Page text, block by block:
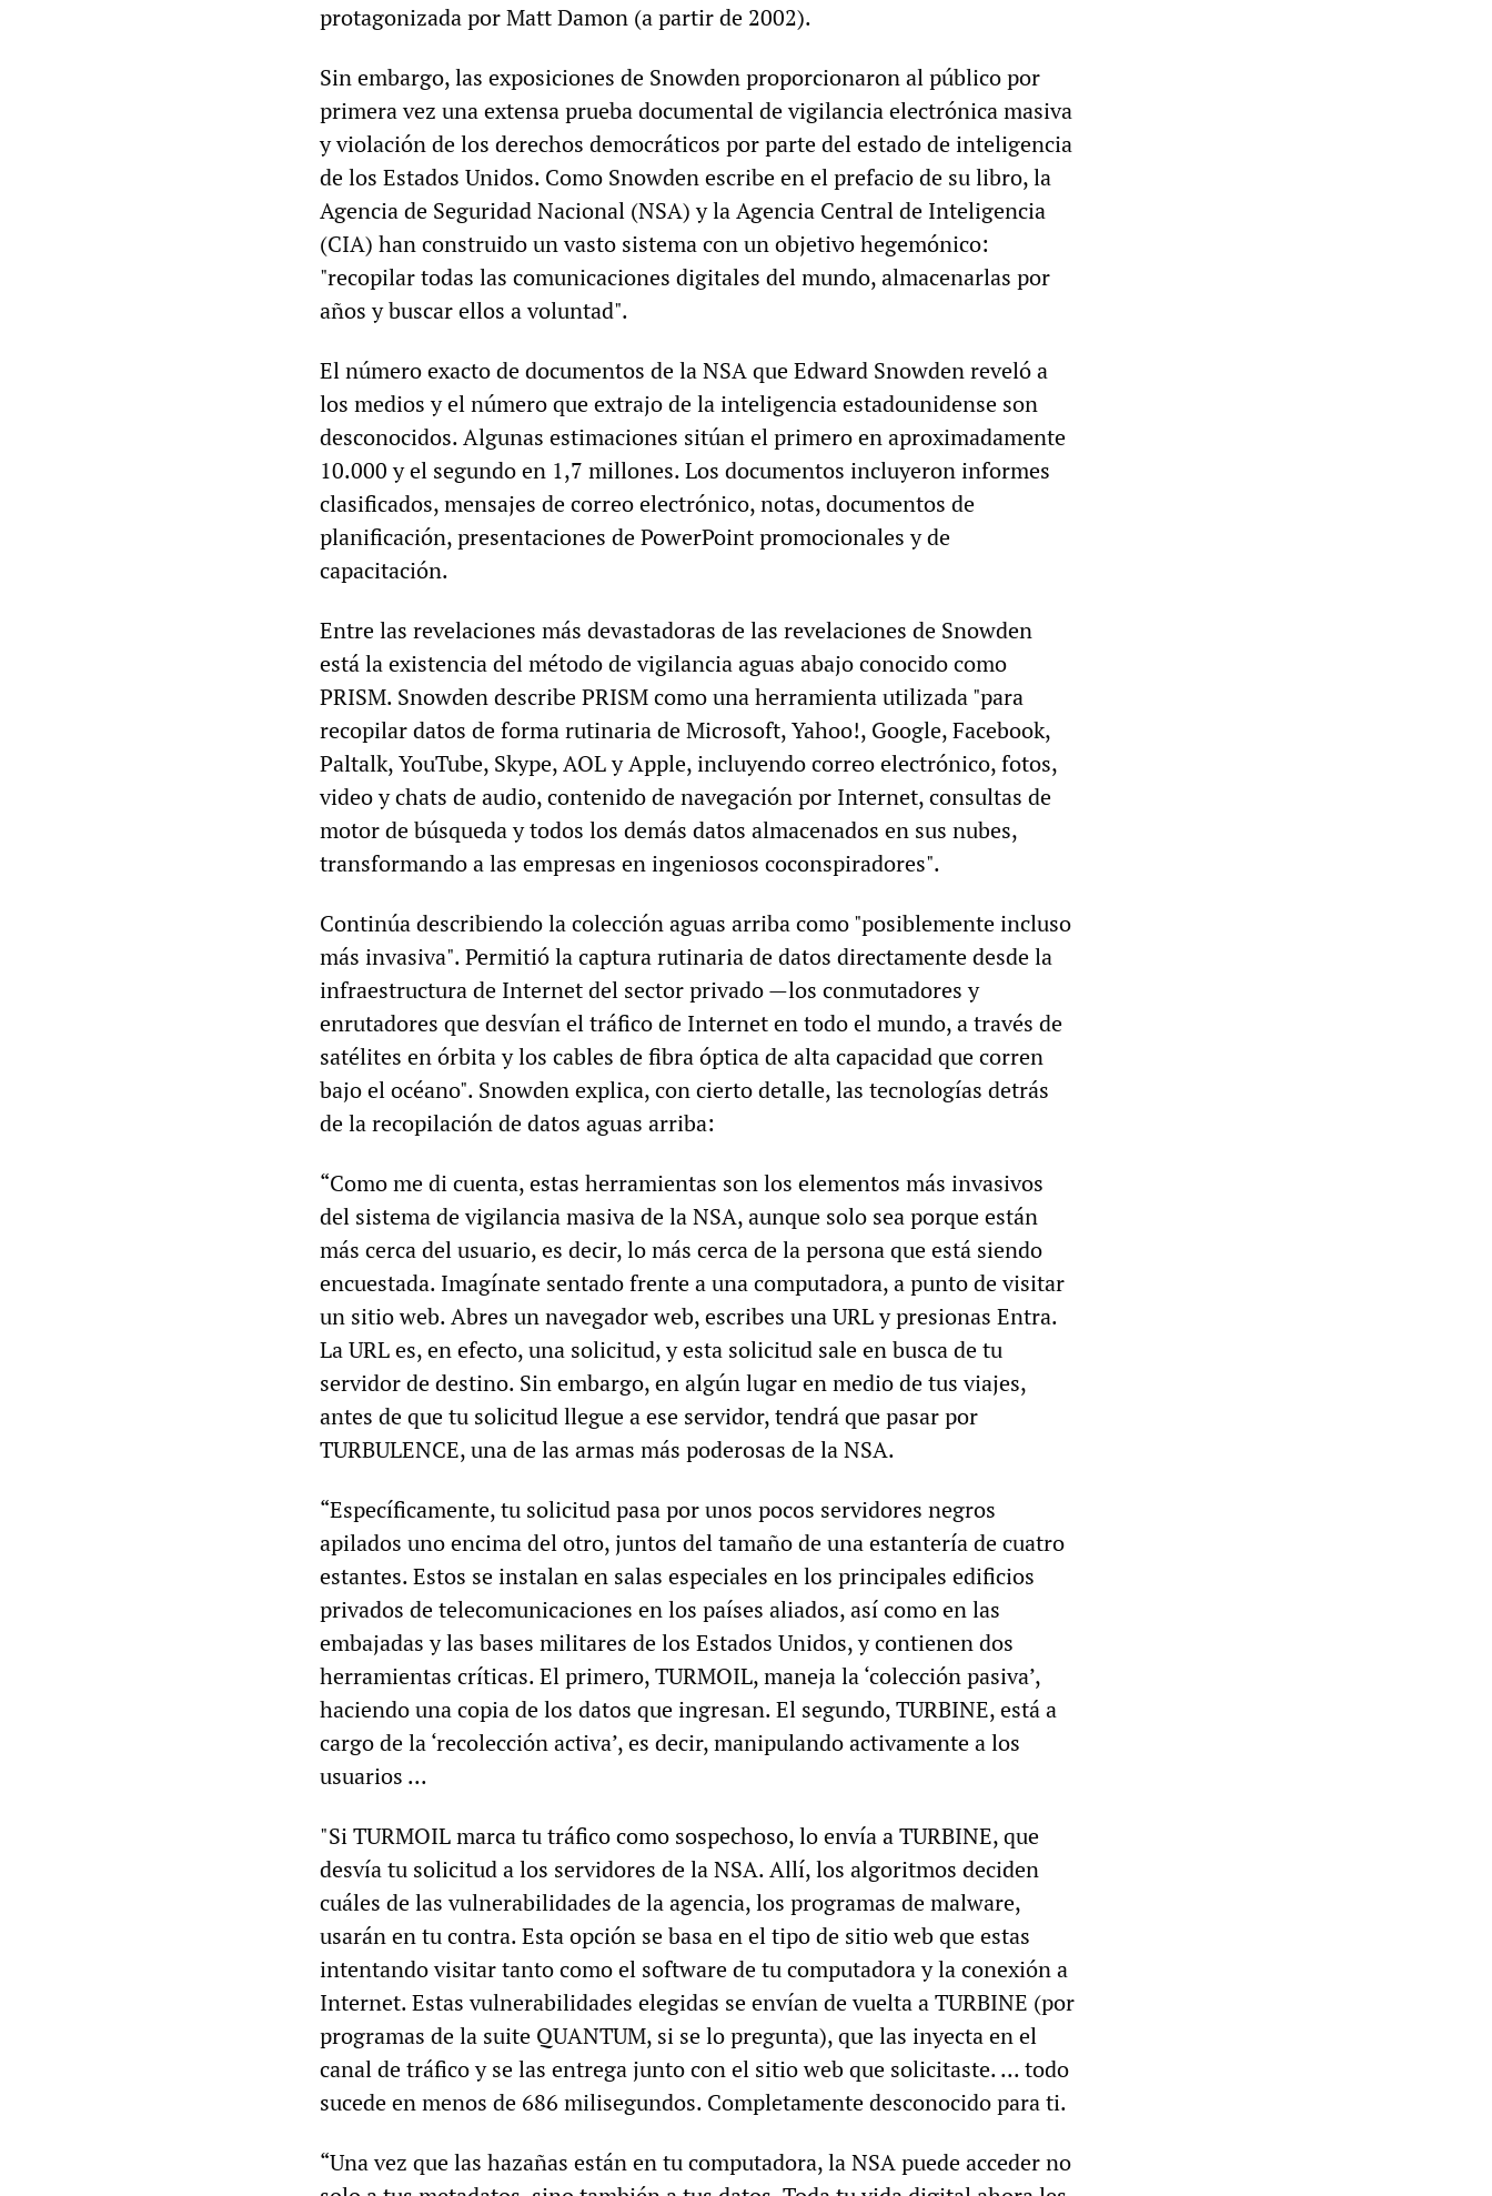
protagonizada por Matt Damon (a partir de 2002).
Sin embargo, las exposiciones de Snowden proporcionaron al público por
primera vez una extensa prueba documental de vigilancia electrónica masiva
y violación de los derechos democráticos por parte del estado de inteligencia
de los Estados Unidos. Como Snowden escribe en el prefacio de su libro, la
Agencia de Seguridad Nacional (NSA) y la Agencia Central de Inteligencia
(CIA) han construido un vasto sistema con un objetivo hegemónico:
"recopilar todas las comunicaciones digitales del mundo, almacenarlas por
años y buscar ellos a voluntad".
El número exacto de documentos de la NSA que Edward Snowden reveló a
los medios y el número que extrajo de la inteligencia estadounidense son
desconocidos. Algunas estimaciones sitúan el primero en aproximadamente
10.000 y el segundo en 1,7 millones. Los documentos incluyeron informes
clasificados, mensajes de correo electrónico, notas, documentos de
planificación, presentaciones de PowerPoint promocionales y de
capacitación.
Entre las revelaciones más devastadoras de las revelaciones de Snowden
está la existencia del método de vigilancia aguas abajo conocido como
PRISM. Snowden describe PRISM como una herramienta utilizada "para
recopilar datos de forma rutinaria de Microsoft, Yahoo!, Google, Facebook,
Paltalk, YouTube, Skype, AOL y Apple, incluyendo correo electrónico, fotos,
video y chats de audio, contenido de navegación por Internet, consultas de
motor de búsqueda y todos los demás datos almacenados en sus nubes,
transformando a las empresas en ingeniosos coconspiradores".
Continúa describiendo la colección aguas arriba como "posiblemente incluso
más invasiva". Permitió la captura rutinaria de datos directamente desde la
infraestructura de Internet del sector privado —los conmutadores y
enrutadores que desvían el tráfico de Internet en todo el mundo, a través de
satélites en órbita y los cables de fibra óptica de alta capacidad que corren
bajo el océano". Snowden explica, con cierto detalle, las tecnologías detrás
de la recopilación de datos aguas arriba:
“Como me di cuenta, estas herramientas son los elementos más invasivos
del sistema de vigilancia masiva de la NSA, aunque solo sea porque están
más cerca del usuario, es decir, lo más cerca de la persona que está siendo
encuestada. Imagínate sentado frente a una computadora, a punto de visitar
un sitio web. Abres un navegador web, escribes una URL y presionas Entra.
La URL es, en efecto, una solicitud, y esta solicitud sale en busca de tu
servidor de destino. Sin embargo, en algún lugar en medio de tus viajes,
antes de que tu solicitud llegue a ese servidor, tendrá que pasar por
TURBULENCE, una de las armas más poderosas de la NSA.
“Específicamente, tu solicitud pasa por unos pocos servidores negros
apilados uno encima del otro, juntos del tamaño de una estantería de cuatro
estantes. Estos se instalan en salas especiales en los principales edificios
privados de telecomunicaciones en los países aliados, así como en las
embajadas y las bases militares de los Estados Unidos, y contienen dos
herramientas críticas. El primero, TURMOIL, maneja la ‘colección pasiva’,
haciendo una copia de los datos que ingresan. El segundo, TURBINE, está a
cargo de la ‘recolección activa’, es decir, manipulando activamente a los
usuarios ...
"Si TURMOIL marca tu tráfico como sospechoso, lo envía a TURBINE, que
desvía tu solicitud a los servidores de la NSA. Allí, los algoritmos deciden
cuáles de las vulnerabilidades de la agencia, los programas de malware,
usarán en tu contra. Esta opción se basa en el tipo de sitio web que estas
intentando visitar tanto como el software de tu computadora y la conexión a
Internet. Estas vulnerabilidades elegidas se envían de vuelta a TURBINE (por
programas de la suite QUANTUM, si se lo pregunta), que las inyecta en el
canal de tráfico y se las entrega junto con el sitio web que solicitaste. ... todo
sucede en menos de 686 milisegundos. Completamente desconocido para ti.
“Una vez que las hazañas están en tu computadora, la NSA puede acceder no